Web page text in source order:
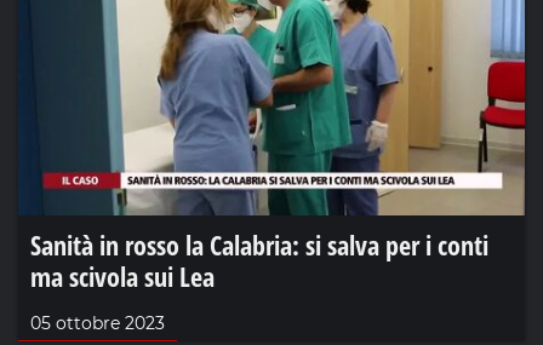
Sanità in rosso la Calabria: si salva per i conti
ma scivola sui Lea
05 ottobre 2023